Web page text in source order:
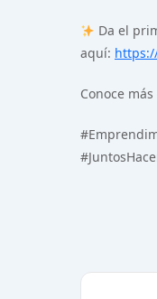
Da el
aquí:
Conoce